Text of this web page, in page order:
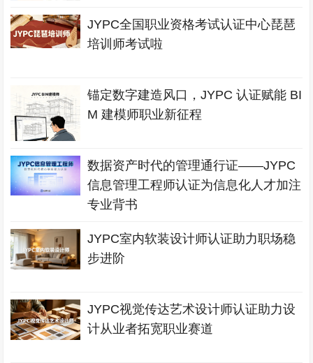
JYPC全国职业资格考试认证中心琵琶
培训师考试啦
锚定数字建造风口，JYPC 认证赋能 BI
M 建模师职业新征程
数据资产时代的管理通行证——JYPC
信息管理工程师认证为信息化人才加注
专业背书
JYPC室内软装设计师认证助力职场稳
步进阶
JYPC视觉传达艺术设计师认证助力设
计从业者拓宽职业赛道